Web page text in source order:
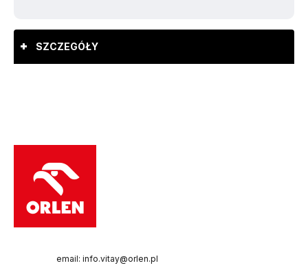
SZCZEGÓŁY
email: info.vitay@orlen.pl